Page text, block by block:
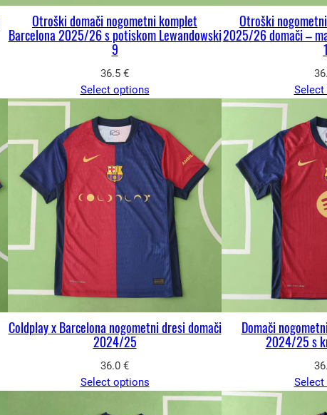
Otroški domači nogometni komplet
Barcelona 2025/26 s potiskom Lewandowski
9
36.5 €
Select options
Otroški
2025/26 domači –
Coldplay x Barcelona nogometni dresi domači
2024/25
36.0 €
Select options
Domači
2024/25 s